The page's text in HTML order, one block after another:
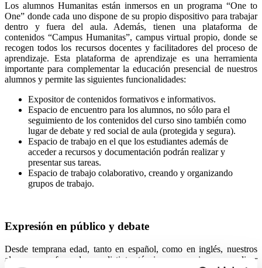
Los alumnos Humanitas están inmersos en un programa “One to
One” donde cada uno dispone de su propio dispositivo para trabajar
dentro y fuera del aula. Además, tienen una plataforma de
contenidos “Campus Humanitas”, campus virtual propio, donde se
recogen todos los recursos docentes y facilitadores del proceso de
aprendizaje. Esta plataforma de aprendizaje es una herramienta
importante para complementar la educación presencial de nuestros
alumnos y permite las siguientes funcionalidades:
Expositor de contenidos formativos e informativos.
Espacio de encuentro para los alumnos, no sólo para el
seguimiento de los contenidos del curso sino también como
lugar de debate y red social de aula (protegida y segura).
Espacio de trabajo en el que los estudiantes además de
acceder a recursos y documentación podrán realizar y
presentar sus tareas.
Espacio de trabajo colaborativo, creando y organizando
grupos de trabajo.
Expresión en público y debate
Desde temprana edad, tanto en español, como en inglés, nuestros
alumnos son formados en distintas técnicas necesarias para realizar